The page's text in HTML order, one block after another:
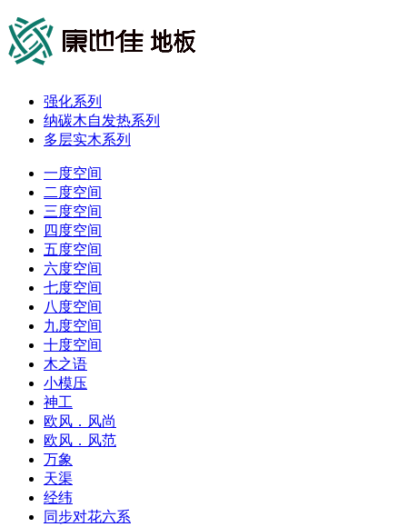
强化系列
纳碳木自发热系列
多层实木系列
一度空间
二度空间
三度空间
四度空间
五度空间
六度空间
七度空间
八度空间
九度空间
十度空间
木之语
小模压
神工
欧风．风尚
欧风．风范
万象
天渠
经纬
同步对花六系